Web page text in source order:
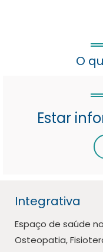
O
Estar
Integrativa
Espaço de saúde
Osteopatia,